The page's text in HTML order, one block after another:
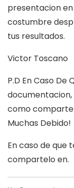
presentacion
costumbre
tus resultados.
Victor Toscano
P.D En Caso
documentacion,
como
Muchas Debido!
En caso de que
compartelo en.